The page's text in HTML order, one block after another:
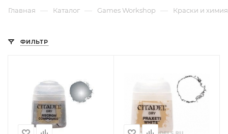
Главная — Каталог — Games Workshop — Краски и
ФИЛЬТР